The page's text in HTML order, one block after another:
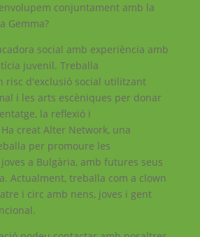
conjuntament amb la
Gemma?
social amb experiència amb
juvenil. Treballa
risc d'exclusió social utilitzant
i les arts escèniques per donar
la reflexió i
creat Alter Network, una
per promoure les
a Bulgària, amb futures seus
Actualment, treballa com a clown
i circ amb nens, joves i gent